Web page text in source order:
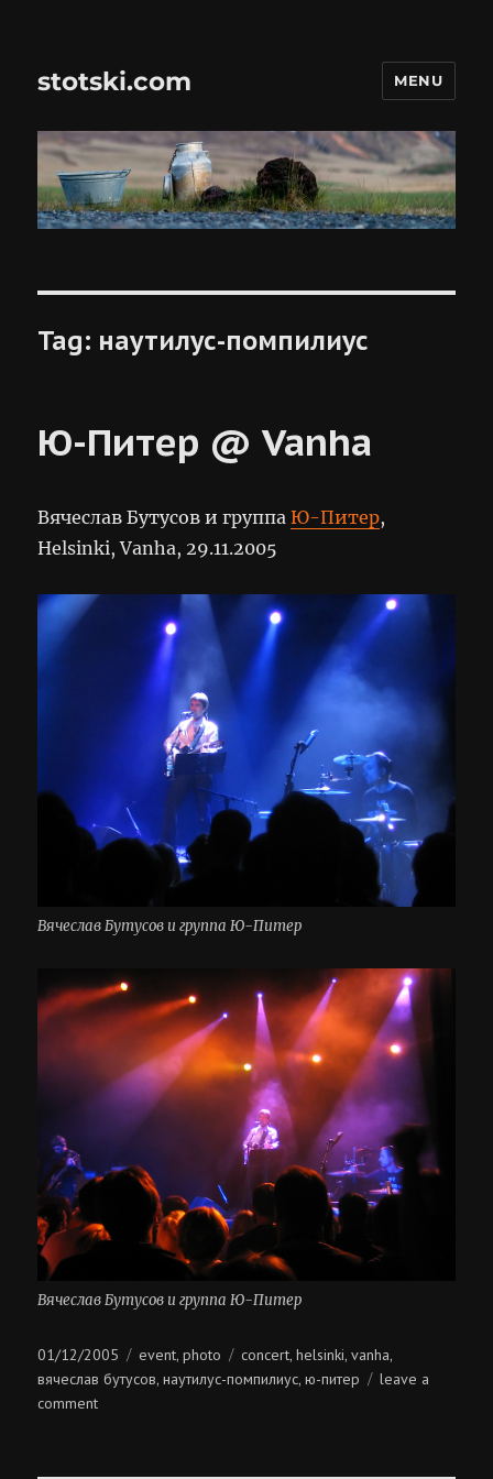
stotski.com MENU
Tag: наутилус-помпилиус
Ю-Питер @ Vanha
Вячеслав Бутусов и группаЮ-Питер,
Helsinki, Vanha, 29.11.2005
Вячеслав Бутусов и группа Ю-Питер
Вячеслав Бутусов и группа Ю-Питер
Posted
on
01/12/2005 Categories
event,photo Tags
concert,helsinki,vanha,
вячеслав бутусов,наутилус-помпилиус,ю-питер
leave a
commenton
@